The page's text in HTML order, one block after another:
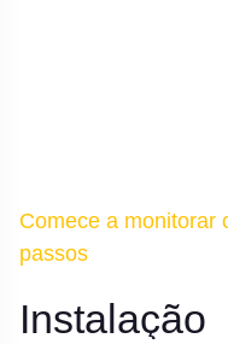
Comece a monitorar
passos
Instalação